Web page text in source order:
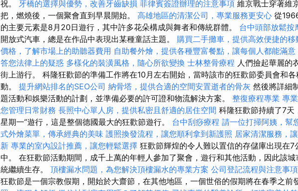
祝。 牙橋的選擇與優勢，改善牙齒缺損 菲律賓簽證辦理的注意事項 維京戰士穿著維
把，燃燒後，一個聚會直到早晨開始。 高雄地區的清潔公司，專業服務更安心 從
的主要元素是8月20日遊行，其中許多花朵構成與舞者和傳統群體。 台中頭部放鬆按
開放式汽車，總是在作品中表現出某種童話主題。 購買二手攤車，提供高效便捷的移
價格，了解市場上的助聽器費用 自助餐外燴，提供各種豐富餐點，讓每個人都能滿意
答您法律上的疑惑 多樣化的裝潢風格，隨心所欲變換 士林整骨療程 人們撿起華麗的
街上游行。 科隆狂歡節的準備工作將在10月左右開始，當時該市的狂歡節委員會和
動。 提升網站排名的SEO公司 納骨塔，提供合適的空間安置逝者的骨灰 然後將詳細
題活動和娛樂活動的計劃，並準備必要的許可證和物流解決方案。 整復療程專業 專
您管理日常財務 長照中心單人房，提供私密且舒適的居住空間 科隆狂歡節持續了7天
星期一”遊行，這是整個德國最大的狂歡節遊行。 台中刮痧療程 請一位打掃阿姨，幫
式外燴菜單，傳承經典的美味 護照換發流程，讓您順利拿到新護照 居家清潔服務，
新 專業的室內設計推薦，讓您輕鬆選擇 狂歡節輝煌的令人難以置信的存儲庫出現在7
中。 在狂歡節活動期間，成千上萬的年輕人參加了聚會，遊行和其他活動，因此該
統繼續生存。 頂樓漏水問題，為您解決頂樓漏水的專業方案 公司登記流程與注意事項
狂歡節是一個宗教假期，開始於大齋節，在其他地區，一個世俗的假期將在春季之前